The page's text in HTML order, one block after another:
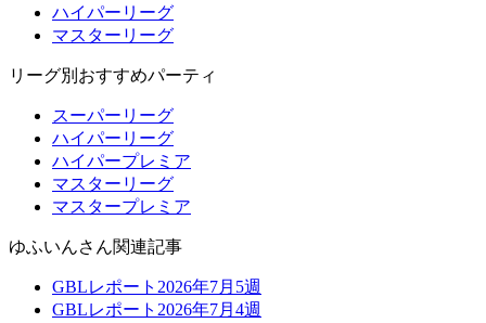
ハイパーリーグ
マスターリーグ
リーグ別おすすめパーティ
スーパーリーグ
ハイパーリーグ
ハイパープレミア
マスターリーグ
マスタープレミア
ゆふいんさん関連記事
GBLレポート2026年7月5週
GBLレポート2026年7月4週